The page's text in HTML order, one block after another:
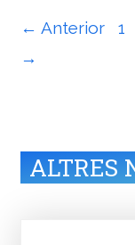
← Anterior 1
→
ALTRES